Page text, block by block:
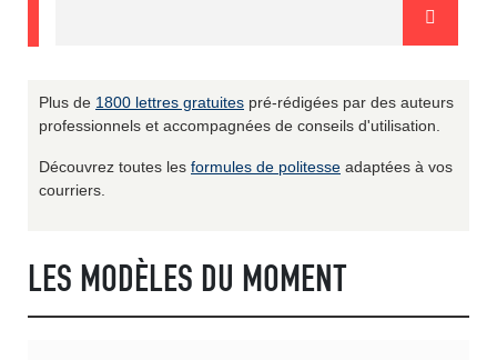
Plus de 1800 lettres gratuites pré-rédigées par des auteurs
professionnels et accompagnées de conseils d'utilisation.
Découvrez toutes les formules de politesse adaptées à vos
courriers.
LES MODÈLES DU MOMENT